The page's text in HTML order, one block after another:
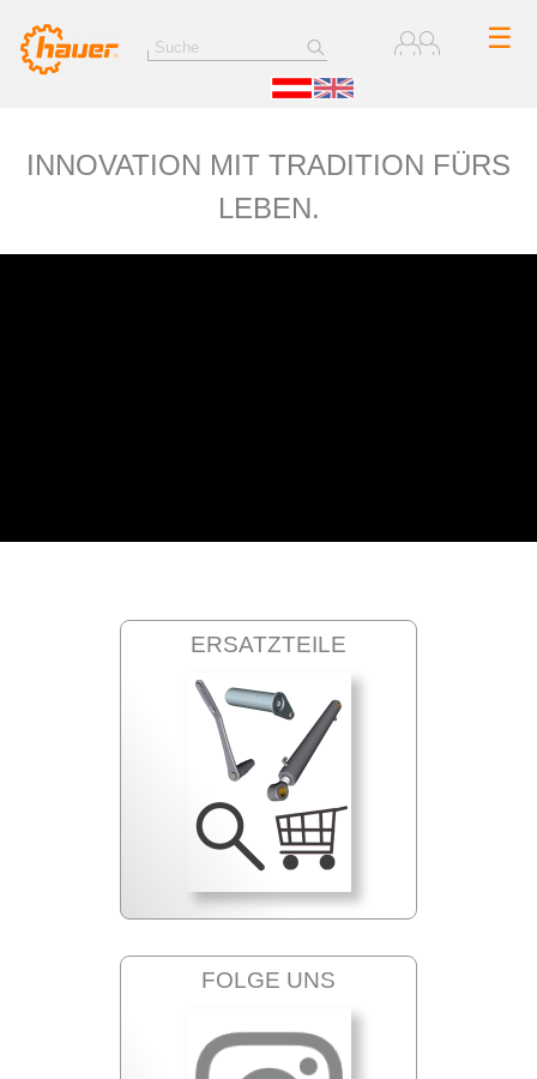
☰
INNOVATION MIT TRADITION FÜRS
LEBEN.
ERSATZTEILE
FOLGE UNS